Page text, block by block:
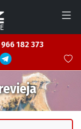
182 373